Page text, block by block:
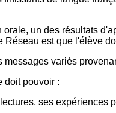
orale, un des résultats
Réseau est que l'élève
messages variés
doit pouvoir :
ses expériences